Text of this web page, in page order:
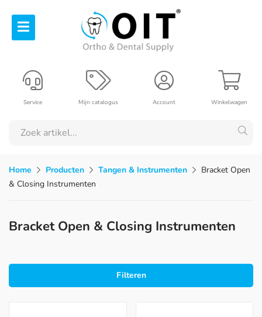
Winkelwagen
Account
Mijn catalogus
Service
Home Producten Tangen & Instrumenten
Bracket Open
& Closing Instrumenten
Bracket Open & Closing Instrumenten
Filteren